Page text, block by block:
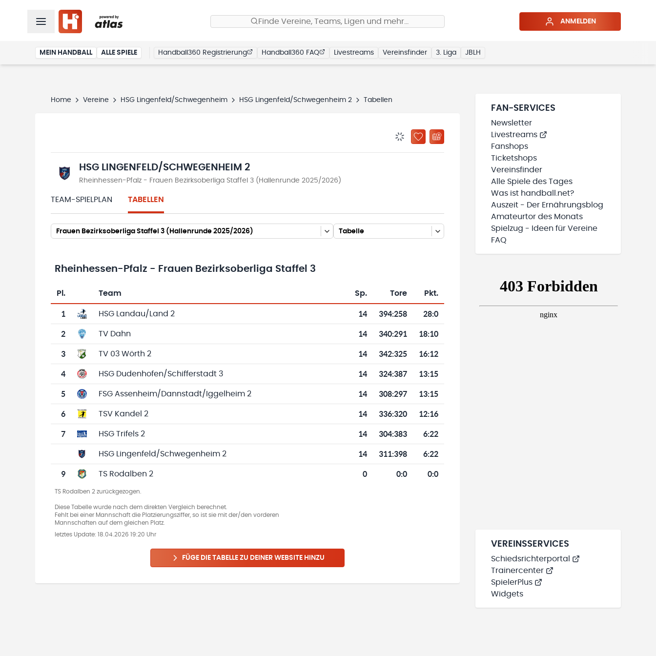
Finde Vereine, Teams, Ligen und mehr… ANMELDEN
MEIN HANDBALL ALLE SPIELE Handball360 Registrierung Handball360 FAQ Livestreams Vereinsfinder 3. Liga JBLH
Home Vereine HSG Lingenfeld/Schwegenheim HSG Lingenfeld/Schwegenheim 2 Tabellen
BENACHRICHTIGUNGSSTATUS WIRD GELADEN
ZU „MEINE TEAMS“ HINZUFÜGEN
HSG LINGENFELD/SCHWEGENHEIM 2
Rheinhessen-Pfalz - Frauen Bezirksoberliga Staffel 3 (Hallenrunde 2025/2026)
TEAM-SPIELPLAN TABELLEN
Frauen Bezirksoberliga Staffel 3 (Hallenrunde 2025/2026) Tabelle
Rheinhessen-Pfalz - Frauen Bezirksoberliga Staffel 3
Tabelle mit Vereinsplatzierungen, Spielen, Toren und Punkten
Pl. Team Sp. Tore Pkt.
1 HSG Landau/Land 2 14 394:258 28:0
2 TV Dahn 14 340:291 18:10
3 TV 03 Wörth 2 14 342:325 16:12
4 HSG Dudenhofen/Schifferstadt 3 14 324:387 13:15
5 FSG Assenheim/Dannstadt/Iggelheim 2 14 308:297 13:15
6 TSV Kandel 2 14 336:320 12:16
7 HSG Trifels 2 14 304:383 6:22
HSG Lingenfeld/Schwegenheim 2 14 311:398 6:22
9 TS Rodalben 2 0 0:0 0:0
TS Rodalben 2 zurückgezogen.
Diese Tabelle wurde nach dem direkten Vergleich berechnet.
Fehlt bei einer Mannschaft die Platzierungsziffer, so ist sie mit der/den vorderen
Mannschaften auf dem gleichen Platz.
letztes Update: 18.04.2026 19:20 Uhr
FÜGE DIE TABELLE ZU DEINER WEBSITE HINZU
FAN-SERVICES
Newsletter
Livestreams
Fanshops
Ticketshops
Vereinsfinder
Alle Spiele des Tages
Was ist handball.net?
Auszeit - Der Ernährungsblog
Amateurtor des Monats
Spielzug - Ideen für Vereine
FAQ
VEREINSSERVICES
Schiedsrichterportal
Trainercenter
SpielerPlus
Widgets